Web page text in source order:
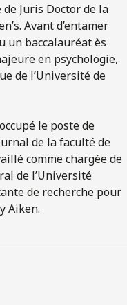
Juris Doctor de la
Avant d’entamer
un baccalauréat ès
en psychologie,
de l’Université de
le poste de
de la faculté de
comme chargée de
de l’Université
de recherche pour
Aiken.